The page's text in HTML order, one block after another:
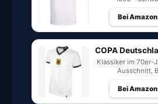
Bei
COPA
Klassiker im 70er-
Ausschnitt,
Bei